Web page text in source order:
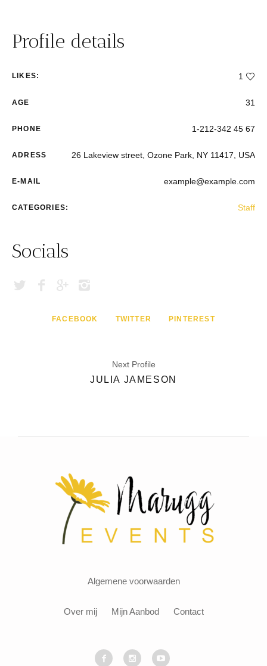
Profile details
LIKES: 1
AGE 31
PHONE 1-212-342 45 67
ADRESS 26 Lakeview street, Ozone Park, NY 11417, USA
E-MAIL example@example.com
CATEGORIES: Staff
Socials
FACEBOOK TWITTER PINTEREST
JULIA JAMESON
Next Profile
Algemene voorwaarden
Over mij Mijn Aanbod Contact